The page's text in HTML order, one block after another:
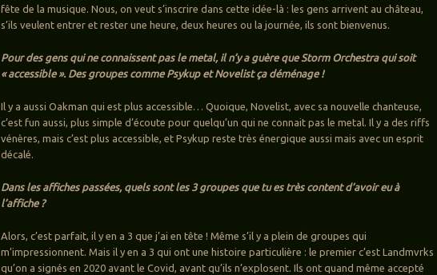
fête de la musique. Nous, on veut s’inscrire dans cette idée-là : les gens arrivent au château,
s’ils veulent entrer et rester une heure, deux heures ou la journée, ils sont bienvenus.
Pour des gens qui ne connaissent pas le metal, il n’y a guère que Storm Orchestra qui soit
« accessible ». Des groupes comme Psykup et Novelist ça déménage !
Il y a aussi Oakman qui est plus accessible… Quoique, Novelist, avec sa nouvelle chanteuse,
c’est fun aussi, plus simple d’écoute pour quelqu’un qui ne connait pas le metal. Il y a des riffs
vénères, mais c’est plus accessible, et Psykup reste très énergique aussi mais avec un esprit
décalé.
Dans les affiches passées, quels sont les 3 groupes que tu es très content d’avoir eu à
l’affiche ?
Alors, c’est parfait, il y en a 3 que j’ai en tête ! Même s’il y a plein de groupes qui
m’impressionnent. Mais il y en a 3 qui ont une histoire particulière : le premier c’est Landmvrks
qu’on a signés en 2020 avant le Covid, avant qu’ils n’explosent. Ils ont quand même accepté